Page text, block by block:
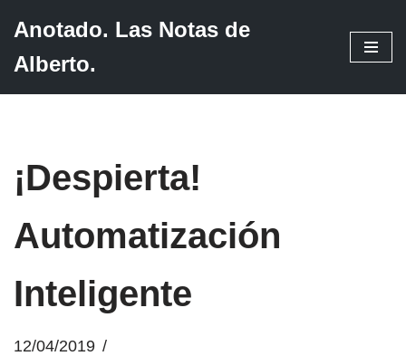
Saltar
Anotado. Las Notas de
Alberto.
¡Despierta!
Automatización
Inteligente
12/04/2019